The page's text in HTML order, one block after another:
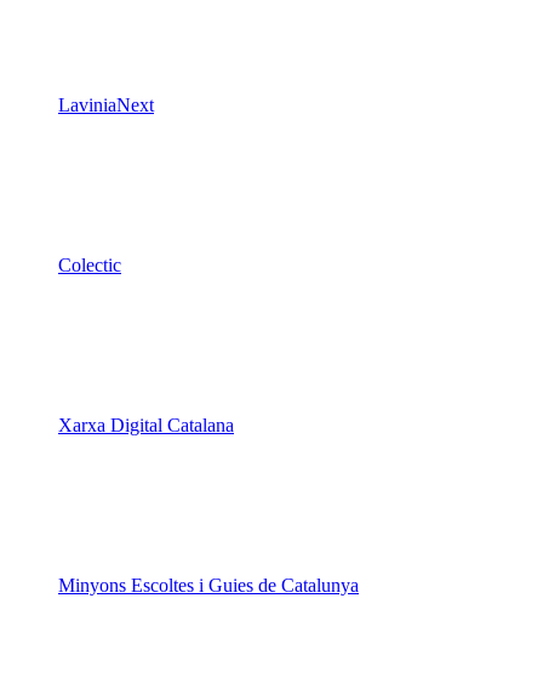
LaviniaNext
Colectic
Xarxa Digital Catalana
Minyons Escoltes i Guies de Catalunya